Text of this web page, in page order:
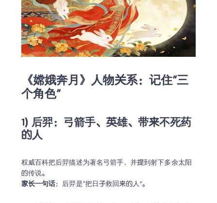
《嫦娥奔月》人物关系：记住“三
个角色”
1) 后羿：弓箭手、英雄、带来不死药
的人
权威百科把后羿描述为著名弓箭手，并提到射下多余太阳
家长一句话：后羿是“把日子救回来的人”。